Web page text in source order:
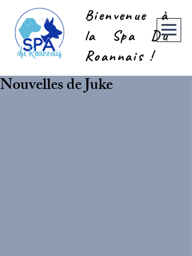
Bienvenue à
la Spa Du
Roannais !
Nouvelles de Juke